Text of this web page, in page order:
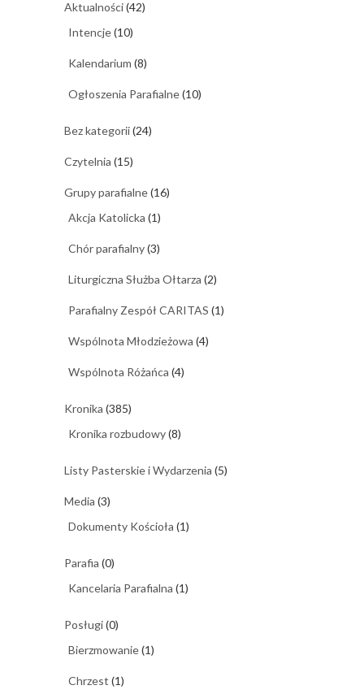
Aktualności(42)
Intencje(10)
Kalendarium (8)
Ogłoszenia Parafialne(10)
Bez kategorii(24)
Czytelnia (15)
Grupy parafialne(16)
Akcja Katolicka (1)
Chór parafialny(3)
Liturgiczna Służba Ołtarza (2)
Parafialny Zespół CARITAS (1)
Wspólnota Młodzieżowa (4)
Wspólnota Różańca (4)
Kronika (385)
Kronika rozbudowy(8)
Listy Pasterskie i Wydarzenia (5)
Media (3)
Dokumenty Kościoła (1)
Parafia (0)
Kancelaria Parafialna (1)
Posługi(0)
Bierzmowanie(1)
Chrzest (1)